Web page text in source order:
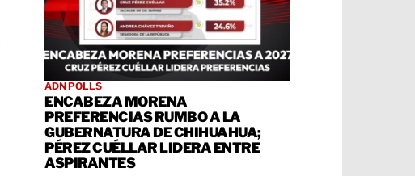
ADN POLLS
ENCABEZA MORENA
PREFERENCIAS RUMBO A LA
GUBERNATURA DE CHIHUAHUA;
PÉREZ CUÉLLAR LIDERA ENTRE
ASPIRANTES